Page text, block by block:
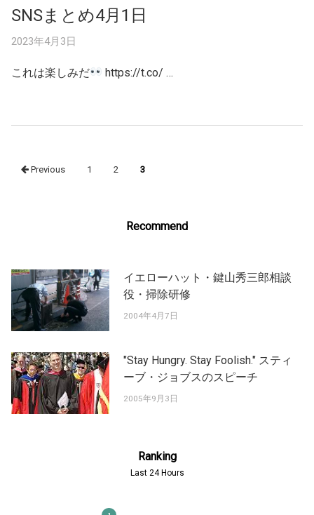
SNSまとめ4月1日
2023年4月3日
これは楽しみだ https://t.co/ …
navigation
Previous 1 2 3
Recommend
イエローハット・鍵山秀三郎相談
役・掃除研修
2004年4月7日
"Stay Hungry. Stay Foolish." スティ
ーブ・ジョブスのスピーチ
2005年9月3日
Ranking
Last 24 Hours